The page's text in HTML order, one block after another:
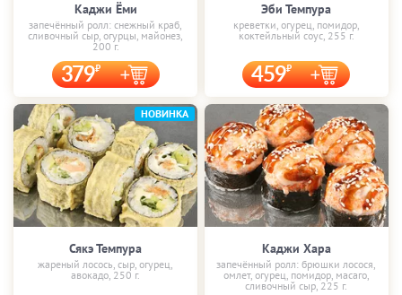
Каджи Ёми
запечённый ролл: снежный краб,
сливочный сыр, огурцы, майонез,
200 г.
379
Эби Темпура
креветки, огурец, помидор,
коктейльный соус, 255 г.
459
Сякэ Темпура
жареный лосось, сыр, огурец,
авокадо, 250 г.
НОВИНКА
Каджи Хара
запечённый ролл: брюшки лосося,
омлет, огурец, помидор, масаго,
сливочный сыр, 225 г.